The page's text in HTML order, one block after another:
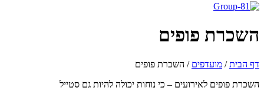
פופים
הבית/מועדפים/השכרת פופים
פופים לאירועים – כי נוחות יכולה להיות גם סטייל